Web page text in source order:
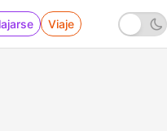
Viaje